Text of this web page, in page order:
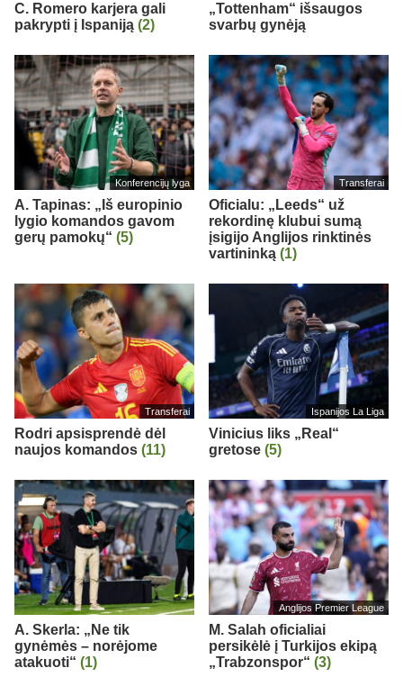
C. Romero karjera gali
pakrypti į Ispaniją (2)
„Tottenham“ išsaugos
svarbų gynėją
Konferencijų lyga
A. Tapinas: „Iš europinio
lygio komandos gavom
gerų pamokų“ (5)
Transferai
Oficialu: „Leeds“ už
rekordinę klubui sumą
įsigijo Anglijos rinktinės
vartininką (1)
Transferai
Rodri apsisprendė dėl
naujos komandos (11)
Ispanijos La Liga
Vinicius liks „Real“
gretose (5)
A. Skerla: „Ne tik
gynėmės – norėjome
atakuoti“ (1)
Anglijos Premier League
M. Salah oficialiai
persikėlė į Turkijos ekipą
„Trabzonspor“ (3)